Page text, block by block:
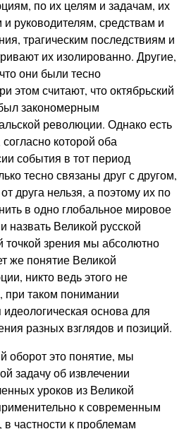
по их целям и задачам, их
руководителям, средствам и
трагическим последствиям и
их изолированно. Другие,
они были тесно
этом считают, что октябрьский
закономерным
революции. Однако есть
которой оба
события в тот период
тесно связаны друг с другом,
друга нельзя, а поэтому их по
в одно глобальное мировое
назвать Великой русской
точкой зрения мы абсолютно
же понятие Великой
никто ведь этого не
при таком понимании
основа для
разных взглядов и позиций.
оборот это понятие, мы
задачу об извлечении
уроков из Великой
к современным
частности к проблемам